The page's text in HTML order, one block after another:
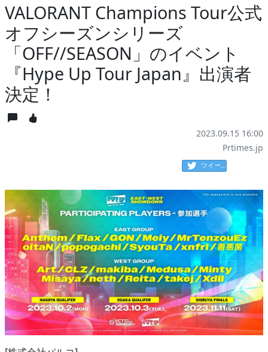
VALORANT Champions Tour公式
オフシーズンシリーズ
「OFF//SEASON」のイベント
『Hype Up Tour Japan』出演者
決定！
2023.09.15 16:00
Prtimes.jp
ツイート